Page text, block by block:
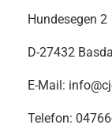
Hundesegen 2
D-27432
E-Mail:
Telefon: